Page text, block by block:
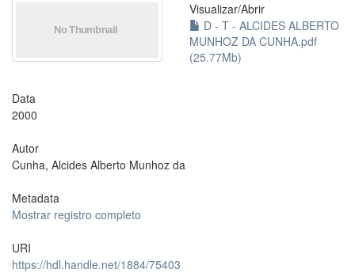
Visualizar/Abrir
D - T - ALCIDES ALBERTO
MUNHOZ DA CUNHA.pdf
(25.77Mb)
Data
2000
Autor
Cunha, Alcides Alberto Munhoz da
Metadata
Mostrar registro completo
URI
https://hdl.handle.net/1884/75403